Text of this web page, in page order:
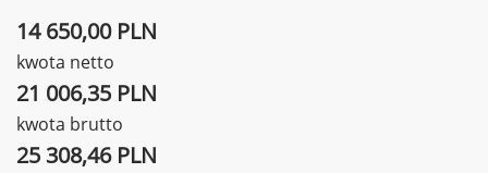
14 650,00 PLN
kwota netto
21 006,35 PLN
kwota brutto
25 308,46 PLN